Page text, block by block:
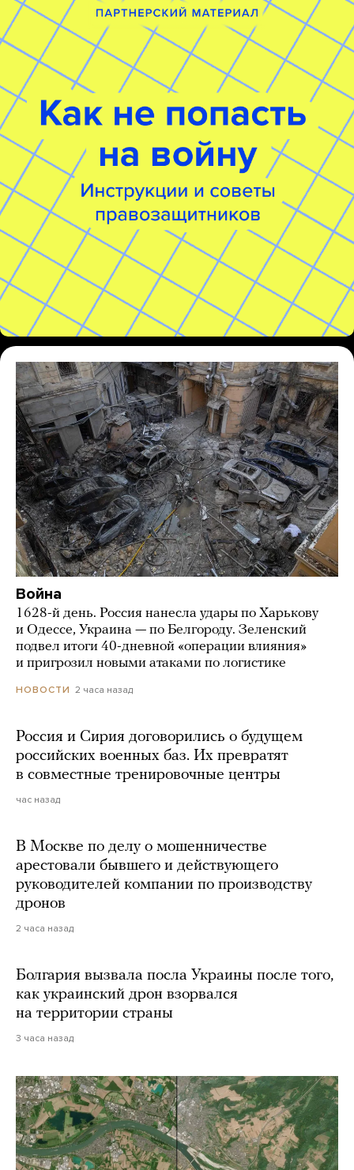
Война
1628-й день. Россия нанесла удары по Харькову
и Одессе, Украина — по Белгороду. Зеленский
подвел итоги 40-дневной «операции влияния»
и пригрозил новыми атаками по логистике
НОВОСТИ 2 часа назад
Россия и Сирия договорились о будущем
российских военных баз. Их превратят
в совместные тренировочные центры
час назад
В Москве по делу о мошенничестве
арестовали бывшего и действующего
руководителей компании по производству
дронов
2 часа назад
Болгария вызвала посла Украины после того,
как украинский дрон взорвался
на территории страны
3 часа назад